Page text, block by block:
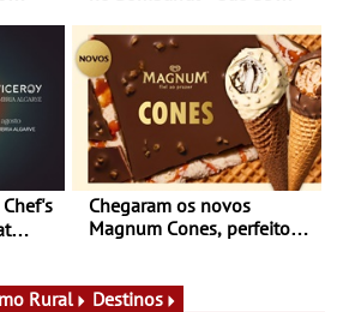
prova e seis dias de
experiências
Chegaram os novos
Magnum Cones, perfeitos
Rural Destinos